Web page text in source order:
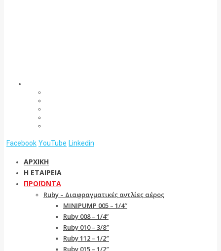
Facebook YouTube Linkedin
ΑΡΧΙΚΗ
Η ΕΤΑΙΡΕΙΑ
ΠΡΟΪΟΝΤΑ
Ruby – Διαφραγματικές αντλίες αέρος
MINIPUMP 005 – 1/4″
Ruby 008 – 1/4”
Ruby 010 – 3/8″
Ruby 112 – 1/2″
Ruby 015 – 1/2″